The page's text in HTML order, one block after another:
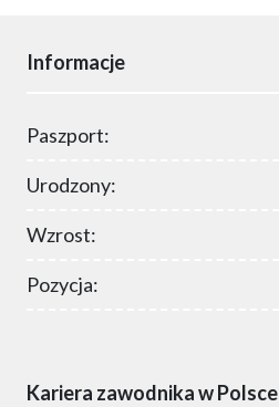
Informacje
Paszport:
Urodzony:
Wzrost:
Pozycja:
Kariera zawodnika w Polsce